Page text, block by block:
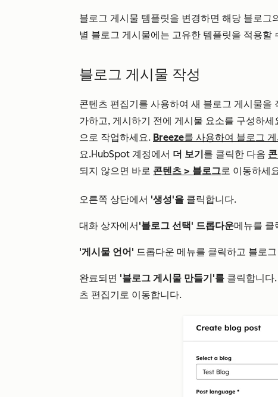
블로그 게시물 템플릿을 변경하면 해당 블로
별 블로그 게시물에는 고유한 템플릿을 적용할
블로그 게시물 작성
콘텐츠 편집기를 사용하여 새 블로그 게시물
가하고, 게시하기 전에 게시물 요소를 구성하
으로 작업하세요. Breeze를 사용하여 블로그
요.HubSpot 계정에서 더 보기를 클릭한 다음
되지 않으면 바로 콘텐츠 > 블로그로 이동하세
오른쪽 상단에서 '생성'을 클릭합니다.
대화 상자에서'블로그 선택' 드롭다운메뉴를 클
'게시물 언어' 드롭다운 메뉴를 클릭하고 블로
완료되면 '블로그 게시물 만들기'를 클릭합니다
츠 편집기로 이동합니다.